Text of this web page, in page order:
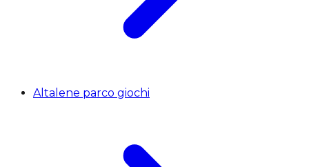
Altalene parco giochi